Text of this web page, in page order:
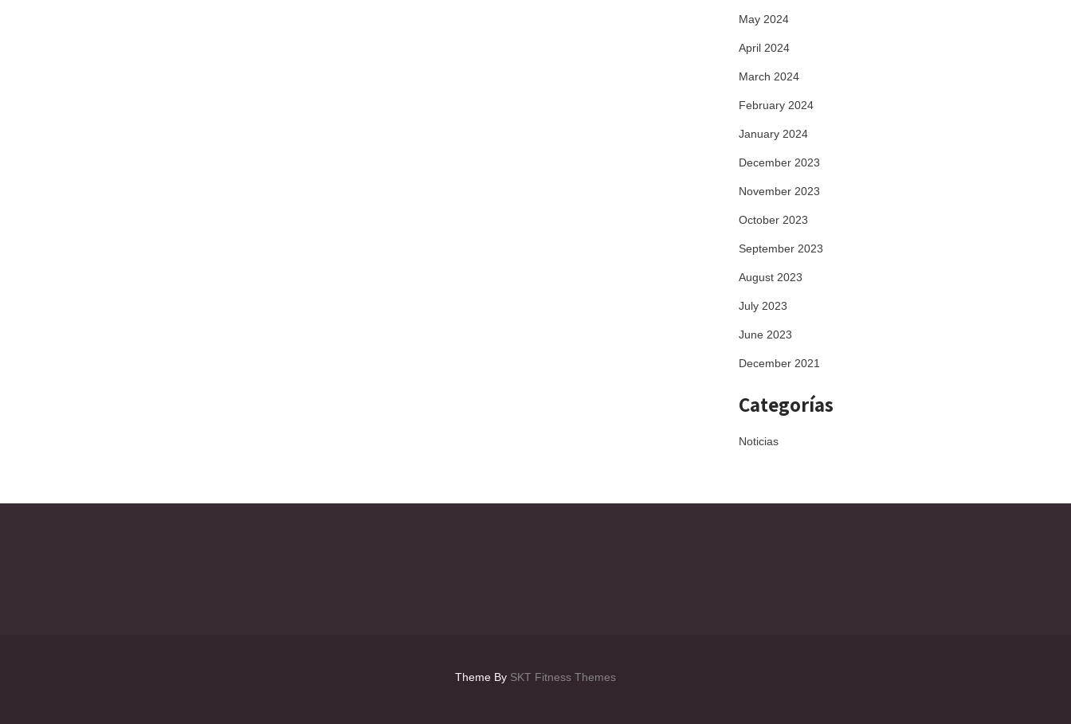
May 2024
April 2024
March 2024
February 2024
January 2024
December 2023
November 2023
October 2023
September 2023
August 2023
July 2023
June 2023
December 2021
Categorías
Noticias
Theme By SKT Fitness Themes